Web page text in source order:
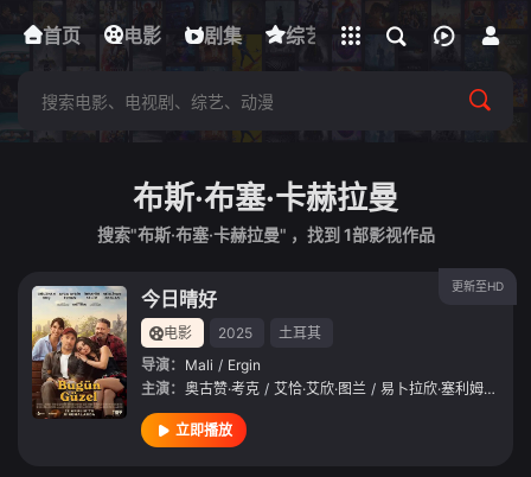
首页 电影 剧集 综艺 动漫 短剧
下载客户端
立即登录
布斯·布塞·卡赫拉曼
搜索"布斯·布塞·卡赫拉曼" ，找到 1部影视作品
更新至HD
今日晴好
电影 2025
土耳其
导演： Mali / Ergin
主演： 奥古赞·考克 / 艾恰·艾欣·图兰 / 易卜拉欣·塞利姆 /
立即播放